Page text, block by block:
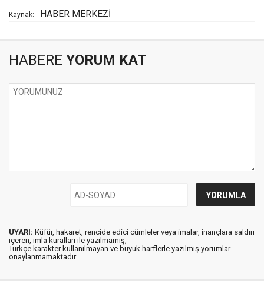
Kaynak: HABER MERKEZİ
HABERE YORUM KAT
UYARI: Küfür, hakaret, rencide edici cümleler veya imalar, inançlara saldırı
içeren, imla kuralları ile yazılmamış,
Türkçe karakter kullanılmayan ve büyük harflerle yazılmış yorumlar
onaylanmamaktadır.